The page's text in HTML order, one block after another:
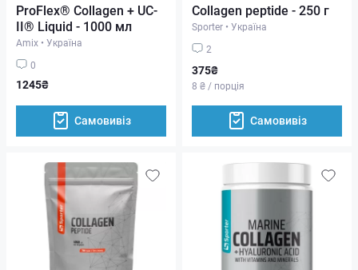
ProFlex® Collagen + UC-
II® Liquid - 1000 мл
Amix • Україна
0
1245₴
Самовивіз
Collagen peptide - 250 г
Sporter • Україна
2
375₴
8 ₴ / порція
Самовивіз